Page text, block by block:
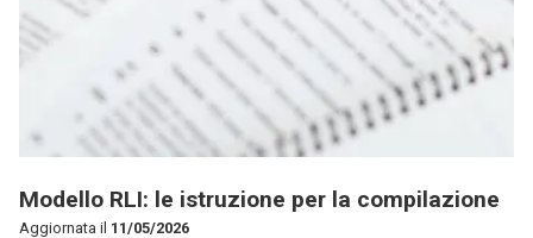
Modello RLI: le istruzione per la compilazione
Aggiornata il 11/05/2026